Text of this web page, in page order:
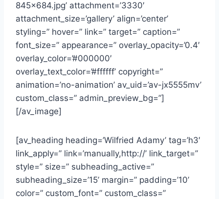
845×684.jpg’ attachment=’3330′
attachment_size=’gallery’ align=’center’
styling=” hover=” link=” target=” caption=”
font_size=” appearance=” overlay_opacity=’0.4′
overlay_color=’#000000′
overlay_text_color=’#ffffff’ copyright=”
animation=’no-animation’ av_uid=’av-jx5555mv’
custom_class=” admin_preview_bg=”]
[/av_image]
[av_heading heading=’Wilfried Adamy’ tag=’h3′
link_apply=” link=’manually,http://’ link_target=”
style=” size=” subheading_active=”
subheading_size=’15’ margin=” padding=’10’
color=” custom_font=” custom_class=”